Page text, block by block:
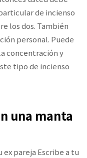
de incienso
los dos. También
personal. Puede
concentración y
tipo de incienso
una manta
pareja Escribe a tu